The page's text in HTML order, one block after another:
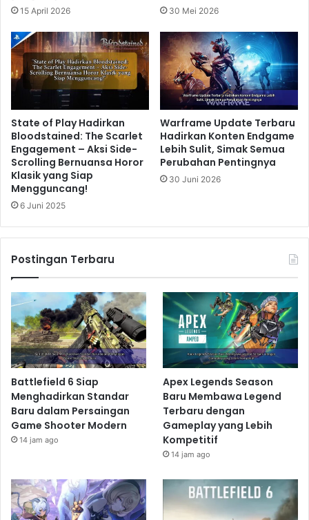
15 April 2026 30 Mei 2026
State of Play Hadirkan
Bloodstained: The Scarlet
Engagement – Aksi Side-
Scrolling Bernuansa Horor
Klasik yang Siap
Mengguncang!
6 Juni 2025
Warframe Update Terbaru
Hadirkan Konten Endgame
Lebih Sulit, Simak Semua
Perubahan Pentingnya
30 Juni 2026
Postingan Terbaru
Battlefield 6 Siap
Menghadirkan Standar
Baru dalam Persaingan
Game Shooter Modern
14 jam ago
Apex Legends Season
Baru Membawa Legend
Terbaru dengan
Gameplay yang Lebih
Kompetitif
14 jam ago